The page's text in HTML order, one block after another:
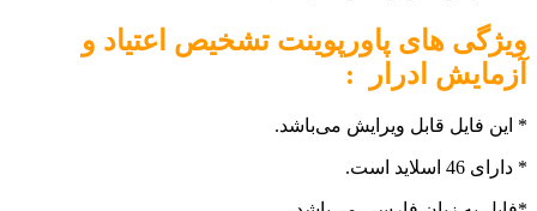
ویژگی های پاورپوینت تشخیص اعتیاد و
آزمایش ادرار :
* این فایل قابل ویرایش می‌باشد.
* دارای 46 اسلاید است.